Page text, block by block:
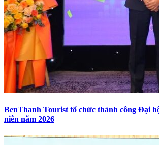
BenThanh Tourist tổ chức thành công Đại
niên năm 2026